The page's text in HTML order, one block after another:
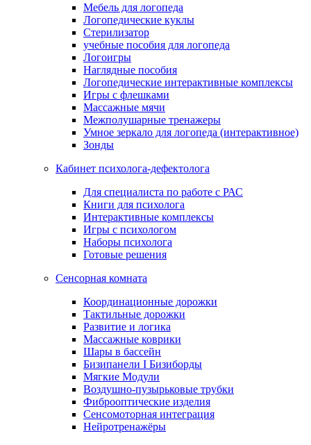
Мебель для логопеда
Логопедические куклы
Стерилизатор
учебные пособия для логопеда
Логоигры
Наглядные пособия
Логопедические интерактивные комплексы
Игры с флешками
Массажные мячи
Межполушарные тренажеры
Умное зеркало для логопеда (интерактивное)
Зонды
Кабинет психолога-дефектолога
Для специалиста по работе с РАС
Книги для психолога
Интерактивные комплексы
Игры с психологом
Наборы психолога
Готовые решения
Сенсорная комната
Координационные дорожки
Тактильные дорожки
Развитие и логика
Массажные коврики
Шары в бассейн
Бизипанели I Бизиборды
Мягкие Модули
Воздушно-пузырьковые трубки
Фиброоптические изделия
Сенсомоторная интеграция
Нейротренажёры